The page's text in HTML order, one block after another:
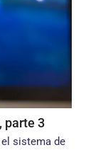
parte 3
sistema de